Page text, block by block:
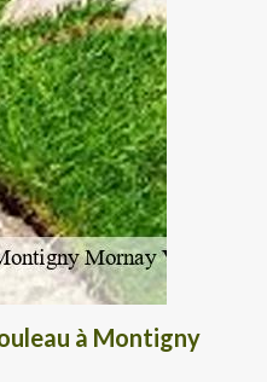
à Montigny